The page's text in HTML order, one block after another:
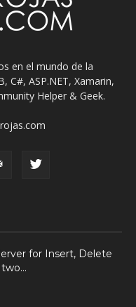
en el mundo de la
C#, ASP.NET, Xamarin,
Helper & Geek.
for Insert, Delete